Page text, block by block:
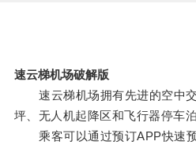
速云梯机场破解版
速云梯机场拥有先进的空中交
坪、无人机起降区和飞行器停车泊
乘客可以通过预订APP快速预